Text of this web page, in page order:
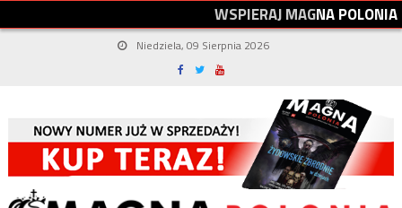
WSPIERAJMAGNAPOLONIA
Niedziela, 09 Sierpnia 2026